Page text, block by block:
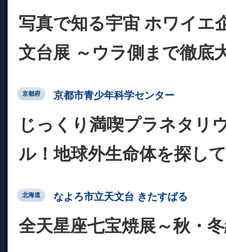
写真で知る宇宙 ホワイエ
文台展 ～ウラ側まで徹底
京都府 京都市青少年科学センター
じっくり満喫プラネタリ
ル！地球外生命体を探し
北海道 なよろ市立天文台 きたすばる
全天星座七宝焼展～秋・